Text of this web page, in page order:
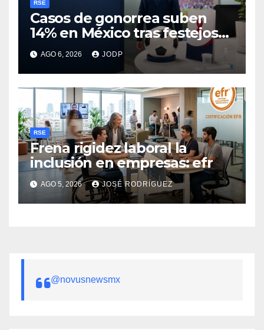
RSE
Casos de gonorrea suben
14% en México tras festejos
futboleros: Fundación MSI
AGO 6, 2026 JODP
RSE
Frena rigidez laboral la
inclusión en empresas: efr
AGO 5, 2026 JOSÉ RODRÍGUEZ
@novusnewsmx